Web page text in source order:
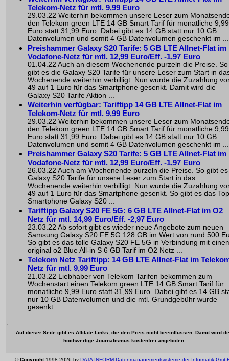
Telekom-Netz für mtl. 9,99 Euro
29.03.22 Weiterhin bekommen unsere Leser zum
den Telekom green LTE 14 GB Smart Tarif für monatliche 9,99
Euro statt 31,99 Euro. Dabei gibt es 14 GB statt nur 10 GB
Datenvolumen und somit 4 GB Datenvolumen geschenkt im ...
Preishammer Galaxy S20 Tarife: 5 GB LTE Allnet-Flat im
Vodafone-Netz für mtl. 12,99 Euro/Eff. -1,97 Euro
01.04.22 Auch an diesem Wochenende purzeln die Preise. So
gibt es die Galaxy S20 Tarife für unsere Leser zum Start in
Wochenende weiterhin verbilligt. Nun wurde die Zuzahlung
49 auf 1 Euro für das Smartphone gesenkt. Damit wird die
Galaxy S20 Tarife Aktion ...
Weiterhin verfügbar: Tariftipp 14 GB LTE Allnet-Flat im
Telekom-Netz für mtl. 9,99 Euro
29.03.22 Weiterhin bekommen unsere Leser zum
den Telekom green LTE 14 GB Smart Tarif für monatliche 9,99
Euro statt 31,99 Euro. Dabei gibt es 14 GB statt nur 10 GB
Datenvolumen und somit 4 GB Datenvolumen geschenkt im ...
Preishammer Galaxy S20 Tarife: 5 GB LTE Allnet-Flat im
Vodafone-Netz für mtl. 12,99 Euro/Eff. -1,97 Euro
26.03.22 Auch am Wochenende purzeln die Preise. So gibt
Galaxy S20 Tarife für unsere Leser zum Start in das
Wochenende weiterhin verbilligt. Nun wurde die Zuzahlung
49 auf 1 Euro für das Smartphone gesenkt. So gibt es das
Smartphone Galaxy S20 ...
Tariftipp Galaxy S20 FE 5G: 6 GB LTE Allnet-Flat im O2
Netz für mtl. 14,99 Euro/Eff. -2,97 Euro
23.03.22 Ab sofort gibt es wieder neue Angebote zum neuen
Samsung Galaxy S20 FE 5G 128 GB im Wert von rund 500
So gibt es das tolle Galaxy S20 FE 5G in Verbindung mit
original o2 Blue All-in S 6 GB Tarif im O2 Netz ...
Telekom Netz Tariftipp: 14 GB LTE Allnet-Flat im
Netz für mtl. 9,99 Euro
21.03.22 Liebhaber von Telekom Tarifen bekommen zum
Wochenstart einen Telekom green LTE 14 GB Smart Tarif für
monatliche 9,99 Euro statt 31,99 Euro. Dabei gibt es 14 GB
nur 10 GB Datenvolumen und die mtl. Grundgebühr wurde
gesenkt. ...
Auf dieser Seite gibt es Affilate Links, die den Preis nicht beeinflussen. Damit wird
hochwertige Journalismus kostenfrei angeboten
©Copyright1998-2026 by DATA INFORM-Datenmanagementsysteme der Informatik